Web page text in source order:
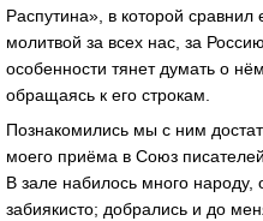
Распутина», в которой сравнил
молитвой за всех нас, за
особенности тянет думать о
обращаясь к его строкам.
Познакомились мы с ним
моего приёма в Союз
В зале набилось много народу,
забиякисто; добрались и до